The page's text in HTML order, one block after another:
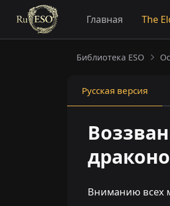
Главная The
Библиотека ESO
Русская версия
Вниманию всех